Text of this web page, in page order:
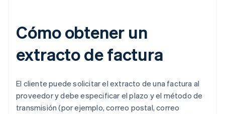
Cómo obtener un
extracto de factura
El cliente puede solicitar el extracto de una factura al
proveedor y debe especificar el plazo y el método de
transmisión (por ejemplo, correo postal, correo